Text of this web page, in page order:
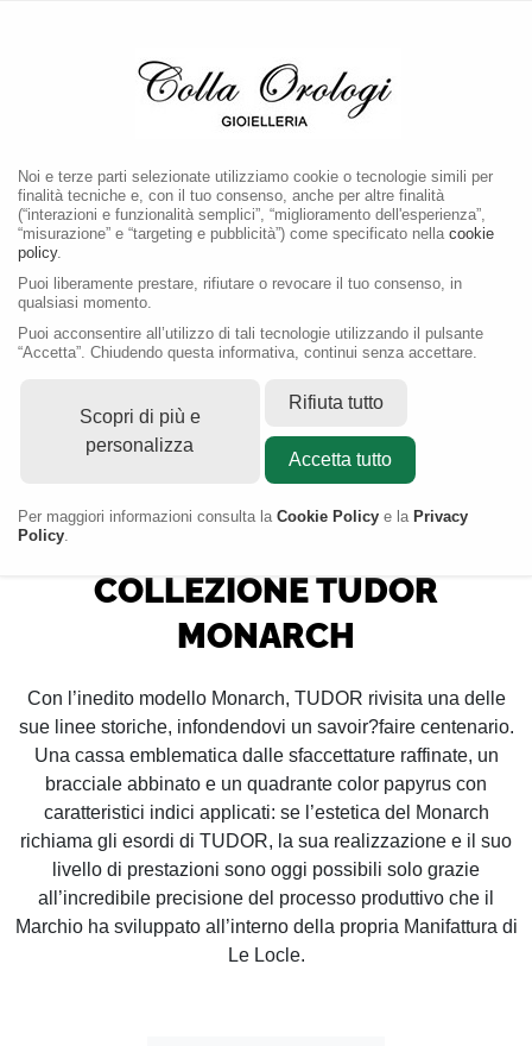
COLLEZIONE TUDOR
MONARCH
Con l’inedito modello Monarch, TUDOR rivisita una delle
sue linee storiche, infondendovi un savoir?faire centenario.
Una cassa emblematica dalle sfaccettature raffinate, un
bracciale abbinato e un quadrante color papyrus con
caratteristici indici applicati: se l’estetica del Monarch
richiama gli esordi di TUDOR, la sua realizzazione e il suo
livello di prestazioni sono oggi possibili solo grazie
all’incredibile precisione del processo produttivo che il
Marchio ha sviluppato all’interno della propria Manifattura di
Le Locle.
Noi e terze parti selezionate utilizziamo cookie o tecnologie simili per
finalità tecniche e, con il tuo consenso, anche per altre finalità
(“interazioni e funzionalità semplici”, “miglioramento dell'esperienza”,
“misurazione” e “targeting e pubblicità”) come specificato nella cookie
policy.
Puoi liberamente prestare, rifiutare o revocare il tuo consenso, in
qualsiasi momento.
Puoi acconsentire all’utilizzo di tali tecnologie utilizzando il pulsante
“Accetta”. Chiudendo questa informativa, continui senza accettare.
Scopri di più e
personalizza
Rifiuta tutto
Accetta tutto
Per maggiori informazioni consulta la Cookie Policy e la Privacy
Policy.